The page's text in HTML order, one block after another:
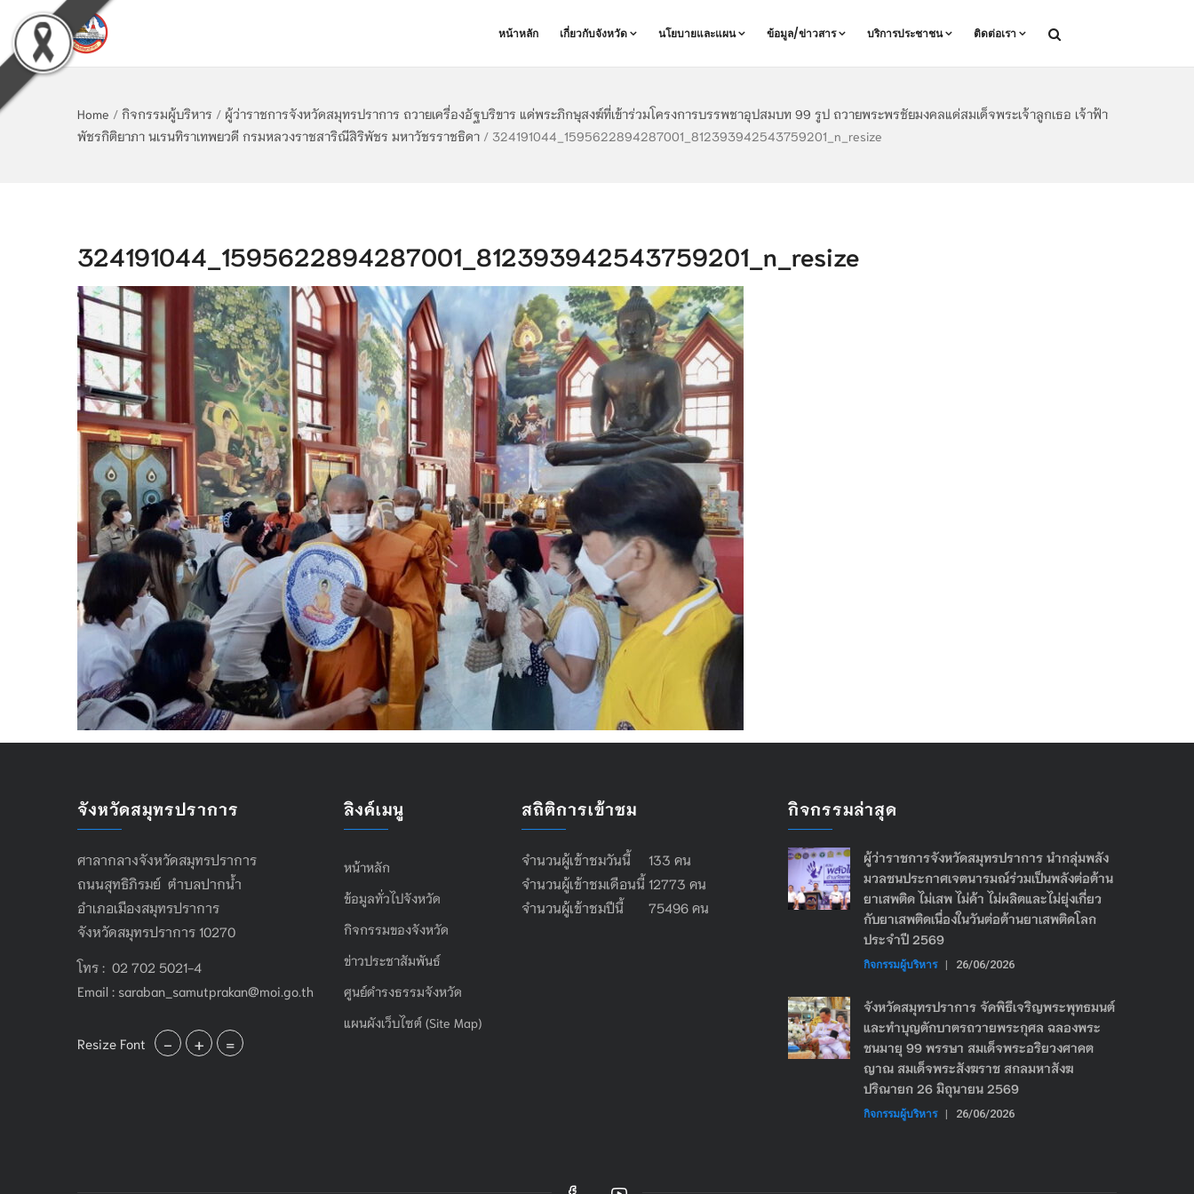
หน้าหลัก เกี่ยวกับจังหวัด นโยบายและแผน ข้อมูล/ข่าวสาร บริการประชาชน ติดต่อเรา
Home / กิจกรรมผู้บริหาร / ผู้ว่าราชการจังหวัดสมุทรปราการ ถวายเครื่องอัฐบริขาร แด่พระภิกษุสงฆ์ที่เข้าร่วมโครงการบรรพชาอุปสมบท 99 รูป ถวายพระพรชัยมงคลแด่สมเด็จพระเจ้าลูกเธอ เจ้าฟ้า
พัชรกิติยาภา นเรนทิราเทพยวดี กรมหลวงราชสาริณีสิริพัชร มหาวัชรราชธิดา / 324191044_1595622894287001_812393942543759201_n_resize
324191044_1595622894287001_812393942543759201_n_resize
จังหวัดสมุทรปราการ
ศาลากลางจังหวัดสมุทรปราการ
ถนนสุทธิภิรมย์ ตำบลปากน้ำ
อำเภอเมืองสมุทรปราการ
จังหวัดสมุทรปราการ 10270
โทร : 02 702 5021-4
Email : saraban_samutprakan@moi.go.th
Resize Font - + =
ลิงค์เมนู
หน้าหลัก
ข้อมูลทั่วไปจังหวัด
กิจกรรมของจังหวัด
ข่าวประชาสัมพันธ์
ศูนย์ดำรงธรรมจังหวัด
แผนผังเว็บไซต์ (Site Map)
สถิติการเข้าชม
จำนวนผู้เข้าชมวันนี้ 133 คน
จำนวนผู้เข้าชมเดือนนี้ 12773 คน
จำนวนผู้เข้าชมปีนี้ 75496 คน
กิจกรรมล่าสุด
ผู้ว่าราชการจังหวัดสมุทรปราการ นำกลุ่มพลัง
มวลชนประกาศเจตนารมณ์ร่วมเป็นพลังต่อต้าน
ยาเสพติด ไม่เสพ ไม่ค้า ไม่ผลิตและไม่ยุ่งเกี่ยว
กับยาเสพติดเนื่องในวันต่อต้านยาเสพติดโลก
ประจำปี 2569
กิจกรรมผู้บริหาร | 26/06/2026
จังหวัดสมุทรปราการ จัดพิธีเจริญพระพุทธมนต์
และทำบุญตักบาตรถวายพระกุศล ฉลองพระ
ชนมายุ 99 พรรษา สมเด็จพระอริยวงศาคต
ญาณ สมเด็จพระสังฆราช สกลมหาสังฆ
ปริณายก 26 มิถุนายน 2569
กิจกรรมผู้บริหาร | 26/06/2026